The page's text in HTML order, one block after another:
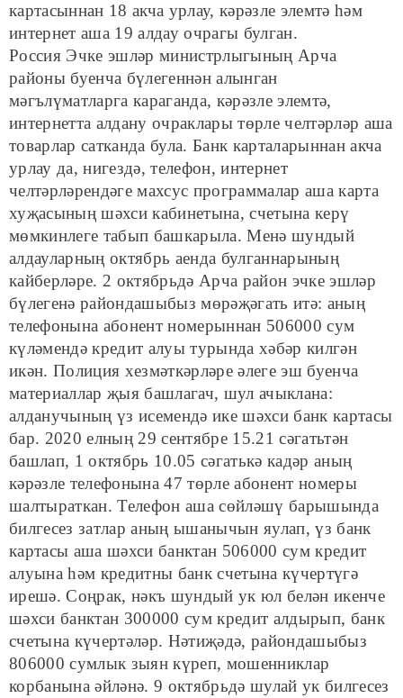
картасыннан 18 акча урлау, кәрәзле элемтә һәм
интернет аша 19 алдау очрагы булган.
Россия Эчке эшләр министрлыгының Арча
районы буенча бүлегеннән алынган
мәгълүматларга караганда, кәрәзле элемтә,
интернетта алдану очраклары төрле челтәрләр аша
товарлар сатканда була. Банк карталарыннан акча
урлау да, нигездә, телефон, интернет
челтәрләрендәге махсус программалар аша карта
хуҗасының шәхси кабинетына, счетына керү
мөмкинлеге табып башкарыла. Менә шундый
алдауларның октябрь аенда булганнарының
кайберләре. 2 октябрьдә Арча район эчке эшләр
бүлегенә райондашыбыз мөрәҗәгать итә: аның
телефонына абонент номерыннан 506000 сум
күләмендә кредит алуы турында хәбәр килгән
икән. Полиция хезмәткәрләре әлеге эш буенча
материаллар җыя башлагач, шул ачыклана:
алданучының үз исемендә ике шәхси банк картасы
бар. 2020 елның 29 сентябре 15.21 сәгатьтән
башлап, 1 октябрь 10.05 сәгатькә кадәр аның
кәрәзле телефонына 47 төрле абонент номеры
шалтыраткан. Телефон аша сөйләшү барышында
билгесез затлар аның ышанычын яулап, үз банк
картасы аша шәхси банктан 506000 сум кредит
алуына һәм кредитны банк счетына күчертүгә
ирешә. Соңрак, нәкъ шундый ук юл белән икенче
шәхси банктан 300000 сум кредит алдырып, банк
счетына күчертәләр. Нәтиҗәдә, райондашыбыз
806000 сумлык зыян күреп, мошенниклар
корбанына әйләнә. 9 октябрьдә шулай ук билгесез